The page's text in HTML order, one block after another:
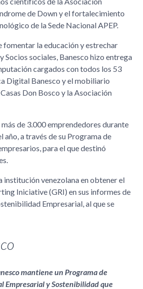
de Down y el fortalecimiento
de la Sede Nacional APEP.
fomentar la educación y estrechar
Socios sociales, Banesco hizo entrega
cargados con todos los 53
Digital Banesco y el mobiliario
Don Bosco y la Asociación
de 3.000 emprendedores durante
año, a través de su Programa de
para el que destinó
institución venezolana en obtener el
Iniciative (GRI) en sus informes de
Empresarial, al que se
mantiene un Programa de
Empresarial y Sostenibilidad que